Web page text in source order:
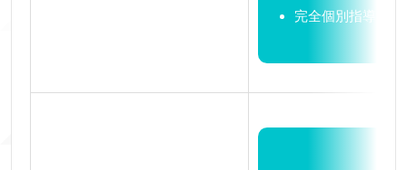
完全個別指導制